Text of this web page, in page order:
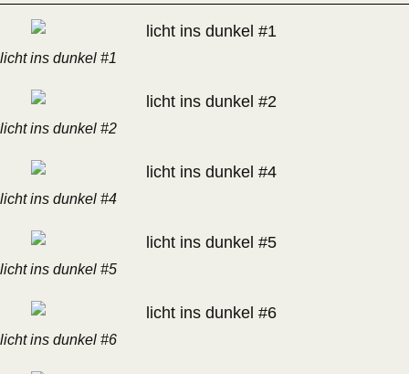
licht ins dunkel #1
licht ins dunkel #2
licht ins dunkel #4
licht ins dunkel #5
licht ins dunkel #6